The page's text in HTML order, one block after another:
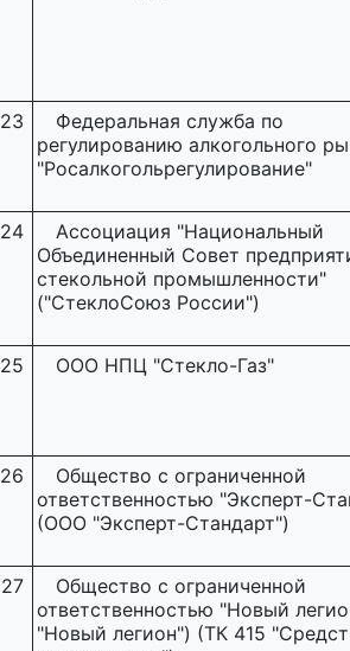
23
Федеральная служба по
регулированию алкогольного
"Росалкогольрегулирование"
24
Ассоциация "Национальный
Объединенный Совет
стекольной промышленности"
("СтеклоСоюз России")
25 ООО НПЦ "Стекло-Газ"
26
Общество с ограниченной
ответственностью "Эксперт-
(ООО "Эксперт-Стандарт")
27
Общество с ограниченной
ответственностью "Новый
"Новый легион") (ТК 415